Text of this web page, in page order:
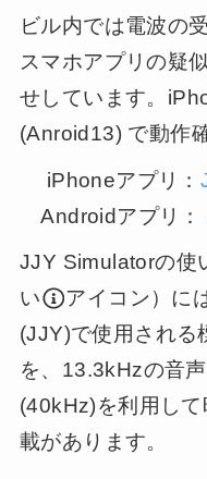
ビル内では電波の
スマホアプリの疑
せしています。
(Anroid13) で動作
iPhoneアプリ：
Androidアプリ：
JJY Simulatorの使
い
アイコン）に
(JJY)で使用される
を、13.3kHzの音
(40kHz)を利用し
載があります。